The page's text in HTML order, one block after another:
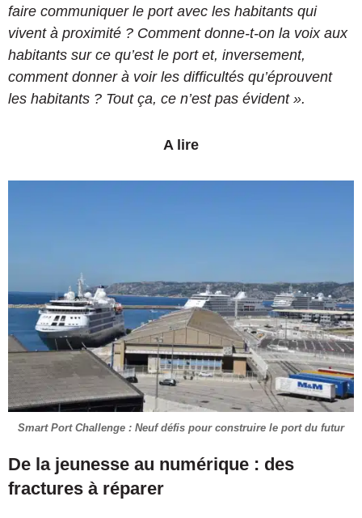
faire communiquer le port avec les habitants qui
vivent à proximité ? Comment donne-t-on la voix aux
habitants sur ce qu’est le port et, inversement,
comment donner à voir les difficultés qu’éprouvent
les habitants ? Tout ça, ce n’est pas évident ».
A lire
Smart Port Challenge : Neuf défis pour construire le port du futur
De la jeunesse au numérique : des
fractures à réparer